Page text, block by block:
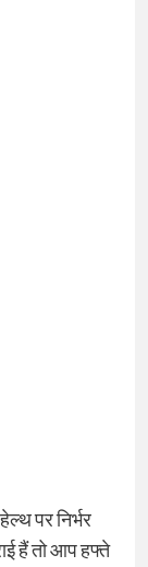
पर निर्भर
हैं तो आप हफ्ते